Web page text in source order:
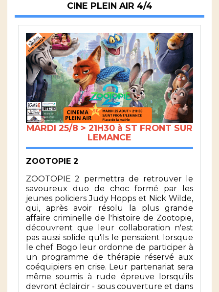
CINE PLEIN AIR 4/4
MARDI 25/8 > 21H30 à ST FRONT SUR
LEMANCE
ZOOTOPIE 2
ZOOTOPIE 2 permettra de retrouver le
savoureux duo de choc formé par les
jeunes policiers Judy Hopps et Nick Wilde,
qui, après avoir résolu la plus grande
affaire criminelle de l'histoire de Zootopie,
découvrent que leur collaboration n'est
pas aussi solide qu'ils le pensaient lorsque
le chef Bogo leur ordonne de participer à
un programme de thérapie réservé aux
coéquipiers en crise. Leur partenariat sera
même soumis à rude épreuve lorsqu'ils
devront éclaircir - sous couverture et dans